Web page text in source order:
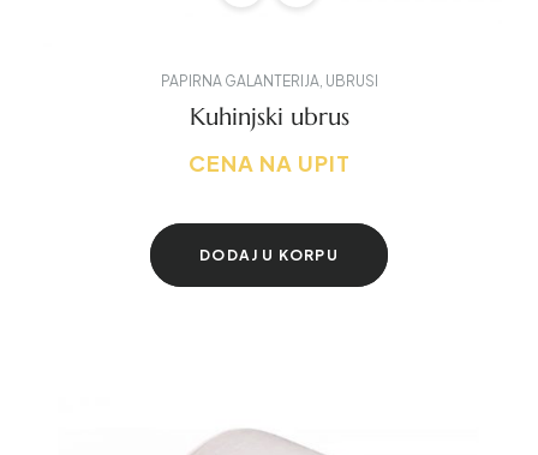
PAPIRNA GALANTERIJA, UBRUSI
Kuhinjski ubrus
CENA NA UPIT
DODAJ U KORPU